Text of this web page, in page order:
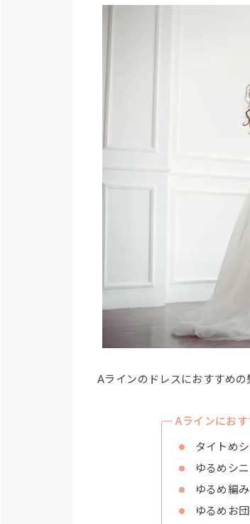
Aラインのドレスにおすすめの
Aラインにお
タイトめ
ゆるめシ
ゆるめ編
ゆるめお